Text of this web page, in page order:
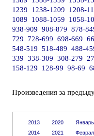
1239
1238-1209 1208-
1089
1088-1059 1058-
938-909 908-879 878-
729
728-699 698-669
548-519 518-489 488-
339 338-309 308-279
158-129
128-99 98-69
Произведения за
2013
2014
2020
2021
Январь